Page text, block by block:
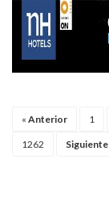
« Anterior 1
1262 Siguiente